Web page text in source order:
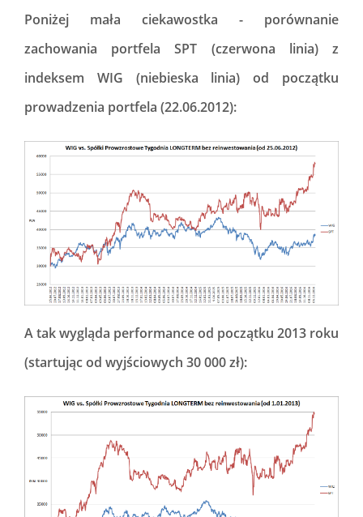
Poniżej mała ciekawostka - porównanie
zachowania portfela SPT (czerwona linia) z
indeksem WIG (niebieska linia) od początku
prowadzenia portfela (22.06.2012):
A tak wygląda performance od początku 2013 roku
(startując od wyjściowych 30 000 zł):